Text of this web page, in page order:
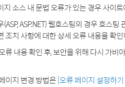
지 소스 내 문법 오류가 있는 경우 사이
(ASP, ASP.NET) 웹호스팅의 경우 호스
조치 사항에 대한 상세 오류 내용을 확
류 내용 확인 후, 보안을 위해 다시 가
이지 변경 방법은[오류 페이지 설정하